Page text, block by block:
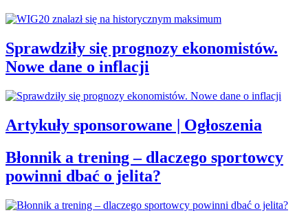
Sprawdziły się prognozy ekonomistów.
Nowe dane o inflacji
Artykuły sponsorowane | Ogłoszenia
Błonnik a trening – dlaczego sportowcy
powinni dbać o jelita?